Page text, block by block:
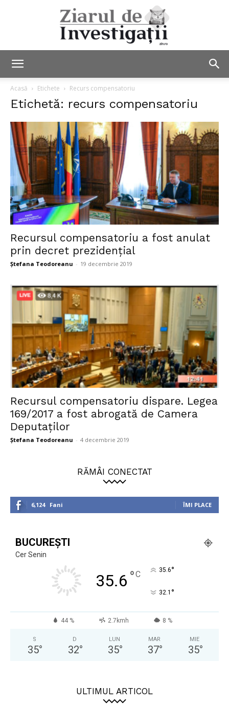
Investigații
Acasă Etichete Recurs compensatoriu
Etichetă: recurs compensatoriu
Recursul compensatoriu a fost anulat
prin decret prezidențial
Ștefana Teodoreanu - 19 decembrie 2019
Recursul compensatoriu dispare. Legea
169/2017 a fost abrogată de Camera
Deputaților
Ștefana Teodoreanu - 4 decembrie 2019
RĂMÂI CONECTAT
6,124 Fani ÎMI PLACE
BUCUREȘTI
Cer Senin
35.6 °C 35.6°
32.1 °
44 % 2.7kmh 8 %
S
35°
D
32°
LUN
35°
MAR
37°
MIE
35°
ULTIMUL ARTICOL